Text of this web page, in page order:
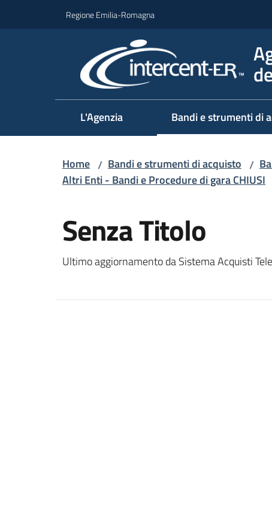
Regione Emilia-Romagna
L'Agenzia Bandi e strumenti di
Home / Bandi e strumenti di acquisto /
Altri Enti - Bandi e Procedure di gara CHIUSI
Senza Titolo
Ultimo aggiornamento da Sistema Acquisti